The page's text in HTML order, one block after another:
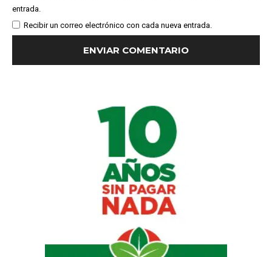
entrada.
Recibir un correo electrónico con cada nueva entrada.